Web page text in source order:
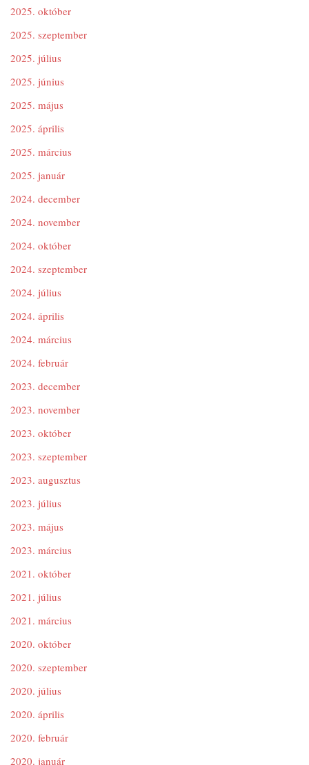
2025. október
2025. szeptember
2025. július
2025. június
2025. május
2025. április
2025. március
2025. január
2024. december
2024. november
2024. október
2024. szeptember
2024. július
2024. április
2024. március
2024. február
2023. december
2023. november
2023. október
2023. szeptember
2023. augusztus
2023. július
2023. május
2023. március
2021. október
2021. július
2021. március
2020. október
2020. szeptember
2020. július
2020. április
2020. február
2020. január